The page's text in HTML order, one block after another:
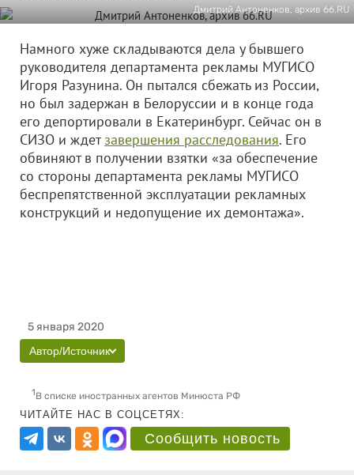
Дмитрий Антоненков, архив 66.RU
Намного хуже складываются дела у бывшего
руководителя департамента рекламы МУГИСО
Игоря Разунина. Он пытался сбежать из России,
но был задержан в Белоруссии и в конце года
его депортировали в Екатеринбург. Сейчас он в
СИЗО и ждетзавершения расследования. Его
обвиняют в получении взятки «за обеспечение
со стороны департамента рекламы МУГИСО
беспрепятственной эксплуатации рекламных
конструкций и недопущение их демонтажа».
5 января 2020
Автор/Источник
1В списке иностранных агентов Минюста РФ
ЧИТАЙТЕ НАС В СОЦСЕТЯХ:
Сообщить новость